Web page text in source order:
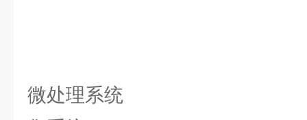
微处理系